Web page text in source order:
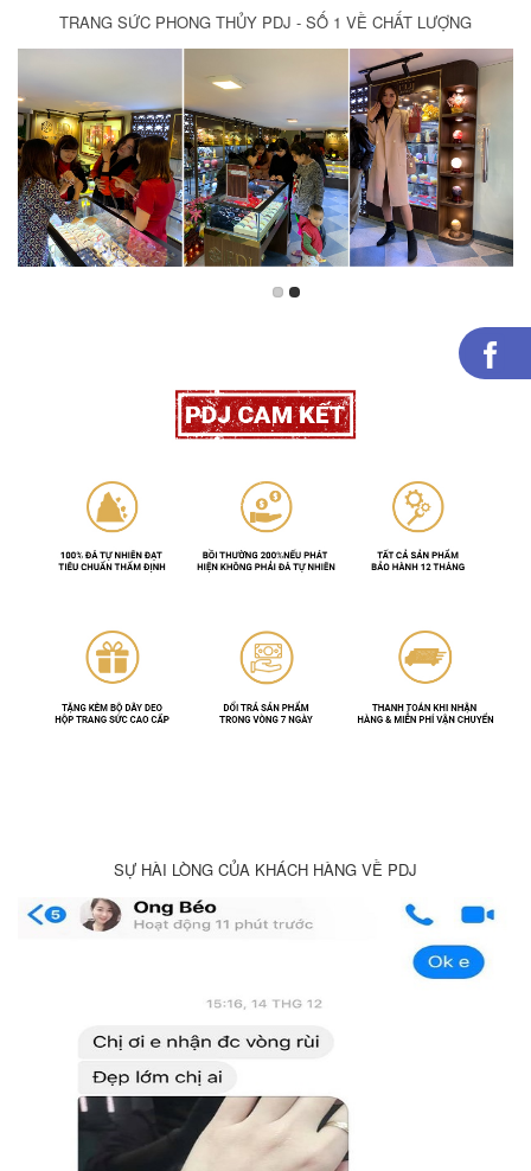
XEM CHI TIẾT
TRANG SỨC PHONG THỦY PDJ - SỐ 1 VỀ CHẤT LƯỢNG
SỰ HÀI LÒNG CỦA KHÁCH HÀNG VỀ PDJ